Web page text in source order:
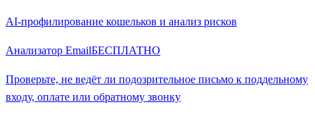
AI-профилирование кошельков и анализ рисков
Анализатор EmailБЕСПЛАТНО
Проверьте, не ведёт ли подозрительное письмо к поддельному
входу, оплате или обратному звонку